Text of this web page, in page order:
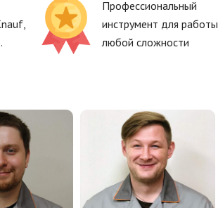
Профессиональный
инструмент для работы
любой сложности